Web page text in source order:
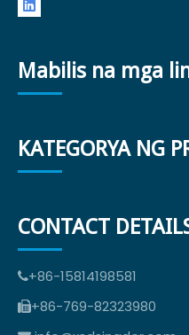
Mabilis na mga
KATEGORYA NG
CONTACT
+86-15814198581
+86-769-82323980